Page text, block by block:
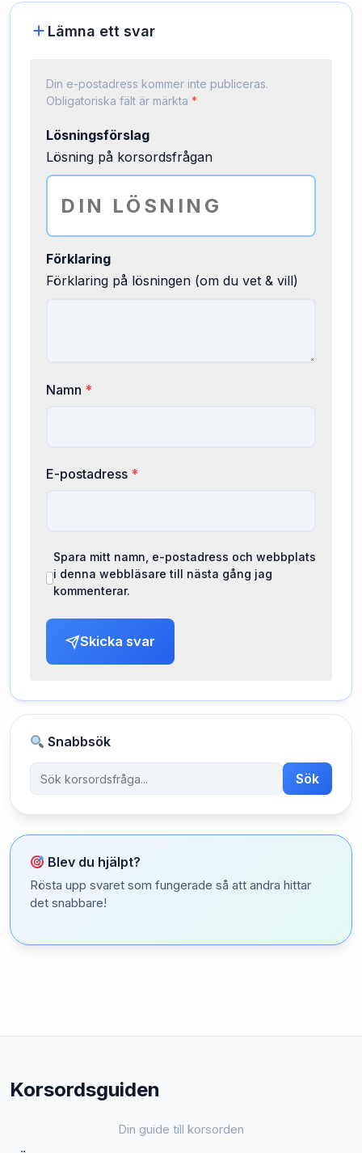
Lämna ett svar
Din e-postadress kommer inte publiceras.
Obligatoriska fält är märkta *
Lösningsförslag
Lösning på korsordsfrågan
Förklaring
Förklaring på lösningen (om du vet & vill)
Namn *
E-postadress *
Spara mitt namn, e-postadress och webbplats
i denna webbläsare till nästa gång jag
kommenterar.
Skicka svar
Snabbsök
Sök
Blev du hjälpt?
Rösta upp svaret som fungerade så att andra hittar
det snabbare!
Korsordsguiden
Din guide till korsorden